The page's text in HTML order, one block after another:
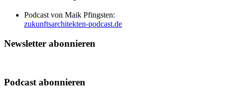
Podcast von Maik Pfingsten:
zukunftsarchitekten-podcast.de
Newsletter abonnieren
Podcast abonnieren